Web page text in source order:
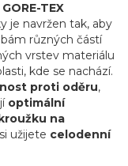
TEX
je navržen tak, aby
různých částí
vrstev materiálu
kde se nachází.
proti oděru,
optimální
na
si užijete celodenní